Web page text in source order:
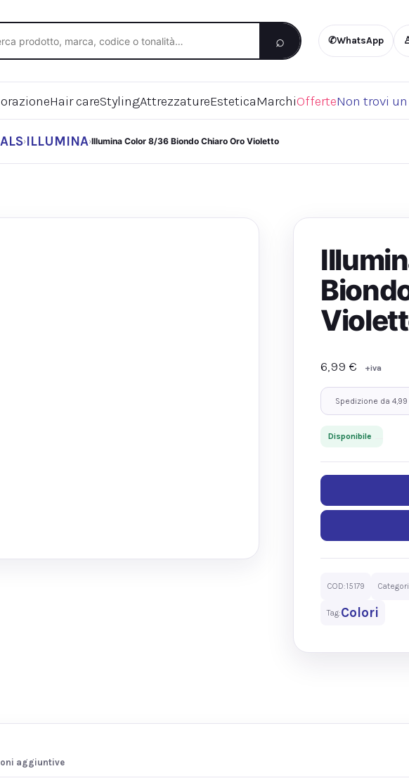
nel catalogo
⌕ ✆WhatsApp
Hair careStylingAttrezzatureEsteticaMarchiOfferteNon trovi
›ILLUMINA›Illumina Color 8/36 Biondo Chiaro Oro Violetto
6,99 € +iva
Spedizione da
Disponibile
COD:15179
Tag:Colori
aggiuntive